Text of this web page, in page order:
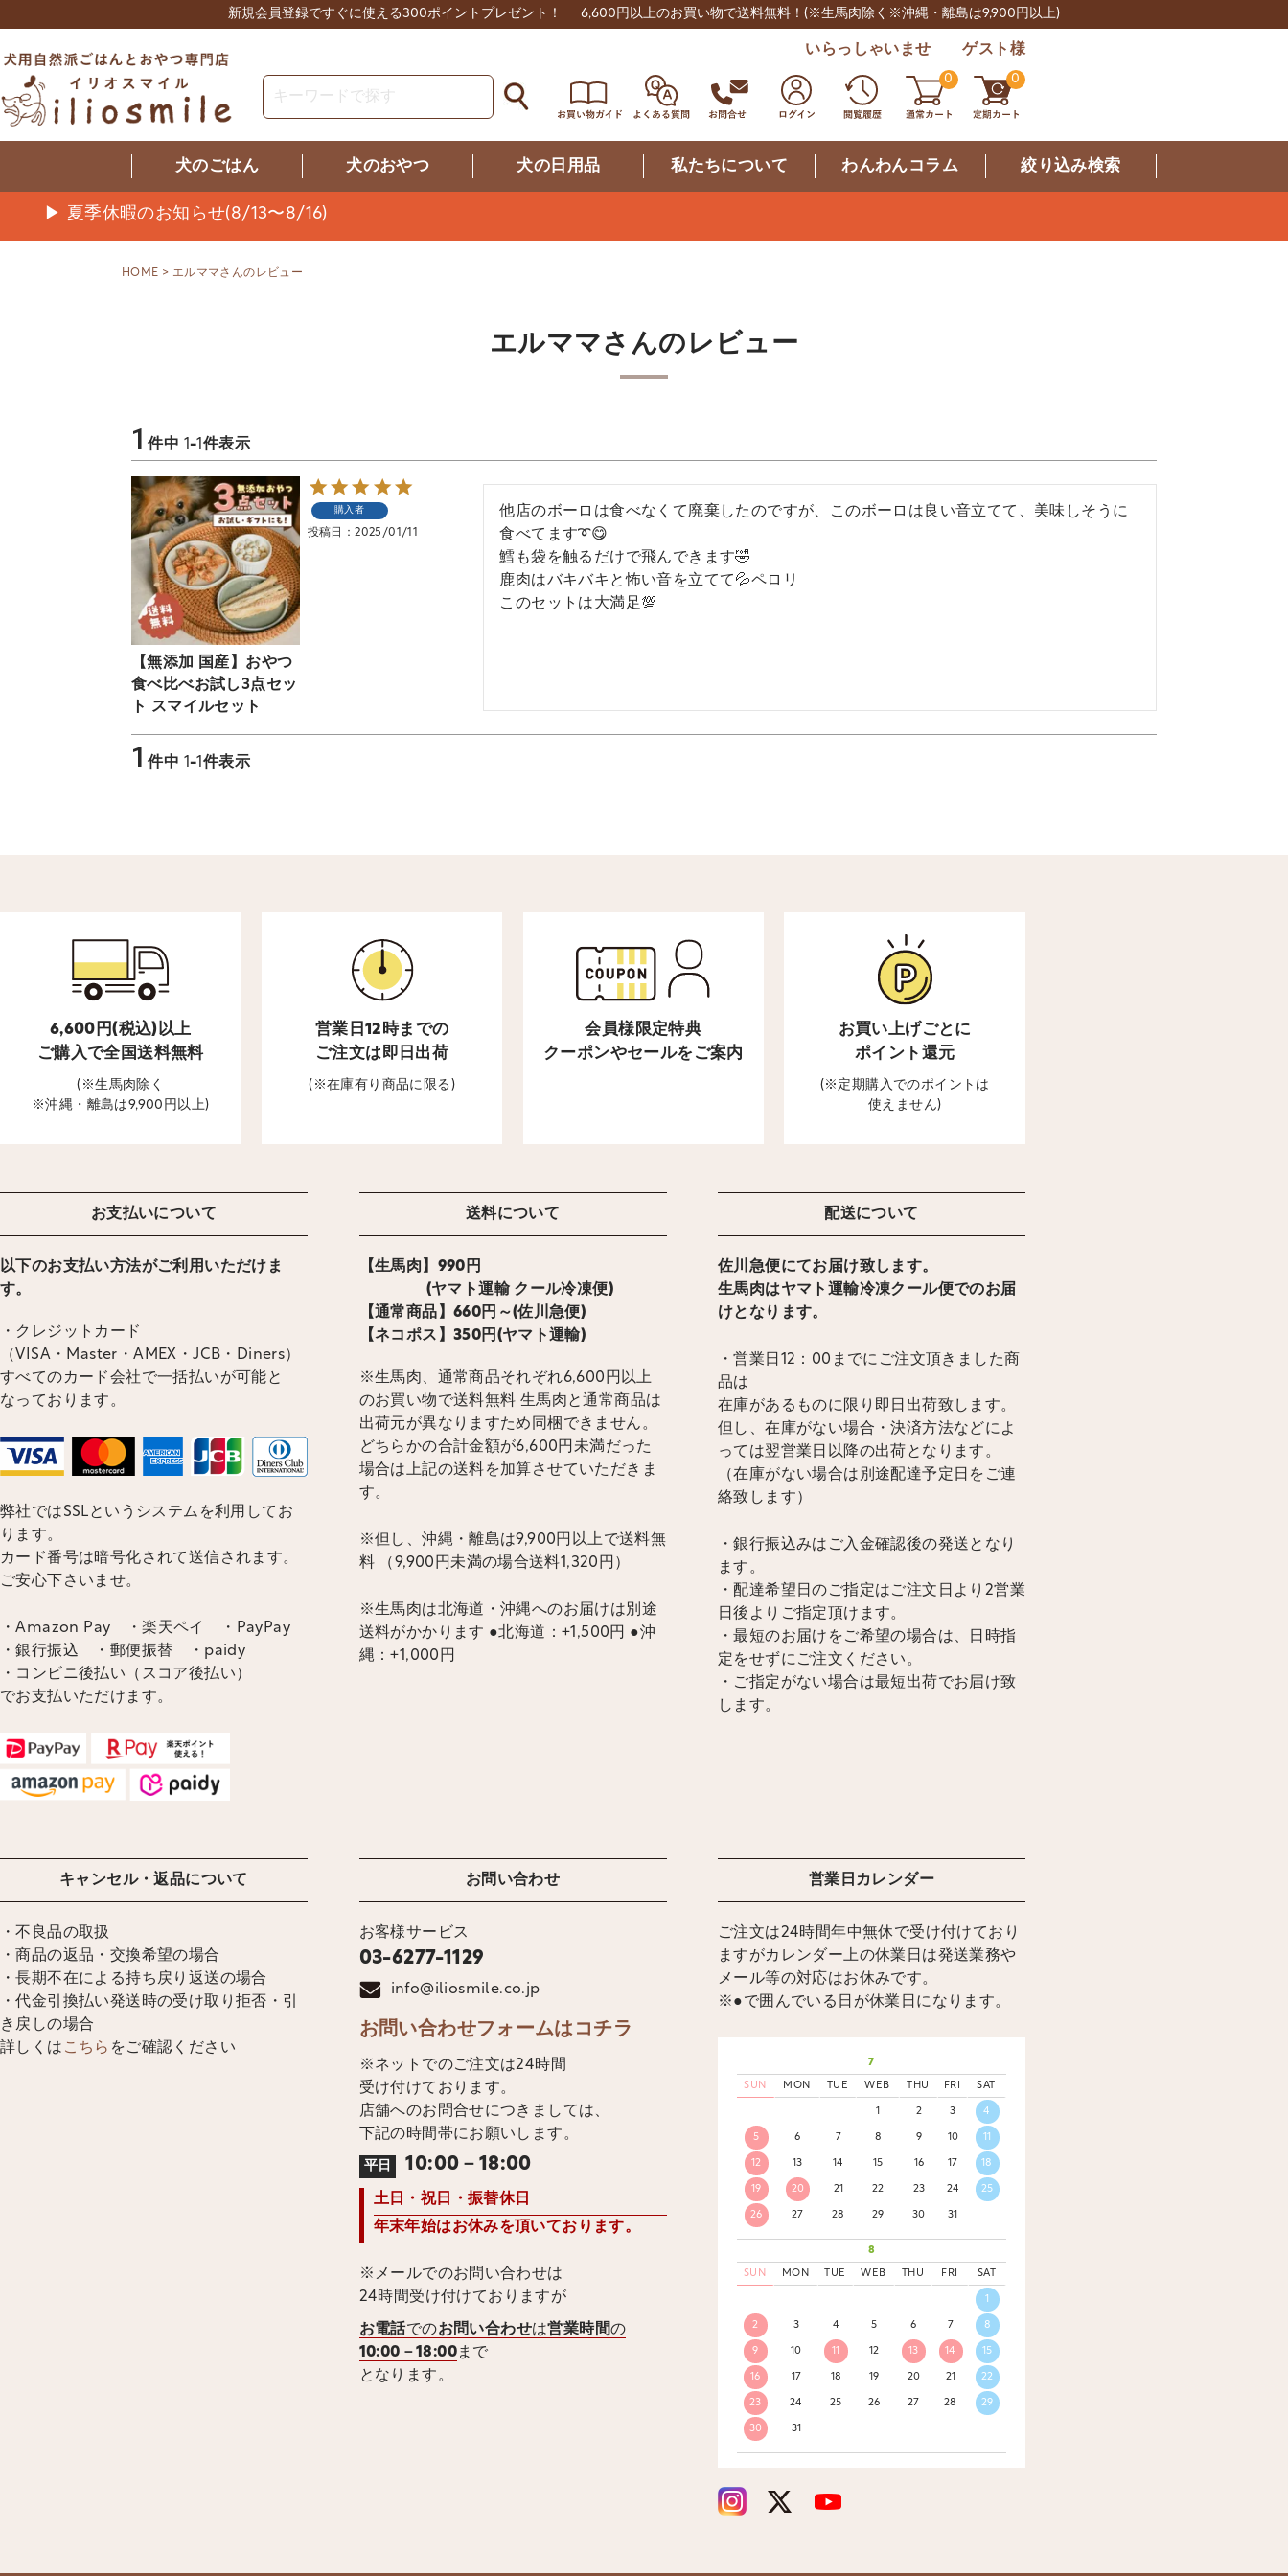
新規会員登録ですぐに使える300ポイントプレゼント！ 6,600円以上のお買い物で送料無料！ (※生馬肉除く※沖縄・離島は9,900円以上)
いらっしゃいませ ゲスト様
0 0
犬のごはん 犬のおやつ 犬の日用品 私たちについて わんわんコラム 絞り込み検索
▶ 夏季休暇のお知らせ(8/13〜8/16)
HOME エルママさんのレビュー
エルママさんのレビュー
1件中 1-1 件表示
【無添加 国産】おやつ
食べ比べお試し3点セッ
ト スマイルセット
購入者
投稿日 2025/01/11
他店のボーロは食べなくて廃棄したのですが、このボーロは良い音立てて、美味しそうに
食べてます➰😋
鱈も袋を触るだけで飛んできます🤣
鹿肉はバキバキと怖い音を立てて💦ペロリ
このセットは大満足💯
1件中 1-1 件表示
6,600円(税込)以上
ご購入で全国送料無料
(※生馬肉除く
※沖縄・離島は9,900円以上)
営業日12時までの
ご注文は即日出荷
(※在庫有り商品に限る)
会員様限定特典
クーポンやセールをご案内
お買い上げごとに
ポイント還元
(※定期購入でのポイントは
使えません)
お支払いについて
以下のお支払い方法がご利用いただけま
す。
・クレジットカード
（VISA・Master・AMEX・JCB・Diners）
すべてのカード会社で一括払いが可能と
なっております。
弊社ではSSLというシステムを利用してお
ります。
カード番号は暗号化されて送信されます。
ご安心下さいませ。
・Amazon Pay ・楽天ペイ ・PayPay
・銀行振込 ・郵便振替 ・paidy
・コンビニ後払い（スコア後払い）
でお支払いただけます。
送料について
【生馬肉】990円
(ヤマト運輸 クール冷凍便)
【通常商品】660円～(佐川急便)
【ネコポス】350円(ヤマト運輸)
※生馬肉、通常商品それぞれ6,600円以上
のお買い物で送料無料 生馬肉と通常商品は
出荷元が異なりますため同梱できません。
どちらかの合計金額が6,600円未満だった
場合は上記の送料を加算させていただきま
す。
※但し、沖縄・離島は9,900円以上で送料無
料 （9,900円未満の場合送料1,320円）
※生馬肉は北海道・沖縄へのお届けは別途
送料がかかります ●北海道：+1,500円 ●沖
縄：+1,000円
配送について
佐川急便にてお届け致します。
生馬肉はヤマト運輸冷凍クール便でのお届
けとなります。
・営業日12：00までにご注文頂きました商
品は
在庫があるものに限り即日出荷致します。
但し、在庫がない場合・決済方法などによ
っては翌営業日以降の出荷となります。
（在庫がない場合は別途配達予定日をご連
絡致します）
・銀行振込みはご入金確認後の発送となり
ます。
・配達希望日のご指定はご注文日より2営業
日後よりご指定頂けます。
・最短のお届けをご希望の場合は、日時指
定をせずにご注文ください。
・ご指定がない場合は最短出荷でお届け致
します。
キャンセル・返品について
・不良品の取扱
・商品の返品・交換希望の場合
・長期不在による持ち戻り返送の場合
・代金引換払い発送時の受け取り拒否・引
き戻しの場合
詳しくは こちら をご確認ください
お問い合わせ
お客様サービス
03-6277-1129
info@iliosmile.co.jp
お問い合わせフォームはコチラ
※ネットでのご注文は24時間
受け付けております。
店舗へのお問合せにつきましては、
下記の時間帯にお願いします。
平日 10:00－18:00
土日・祝日・振替休日
年末年始はお休みを頂いております。
※メールでのお問い合わせは
24時間受け付けておりますが
お電話でのお問い合わせは営業時間の
10:00－18:00まで
となります。
営業日カレンダー
ご注文は24時間年中無休で受け付けており
ますがカレンダー上の休業日は発送業務や
メール等の対応はお休みです。
※●で囲んでいる日が休業日になります。
7
SUN MON TUE WEB THU FRI SAT
1 2 3 4
5 6 7 8 9 10 11
12 13 14 15 16 17 18
19 20 21 22 23 24 25
26 27 28 29 30 31
8
SUN MON TUE WEB THU FRI SAT
1
2 3 4 5 6 7 8
9 10 11 12 13 14 15
16 17 18 19 20 21 22
23 24 25 26 27 28 29
30 31